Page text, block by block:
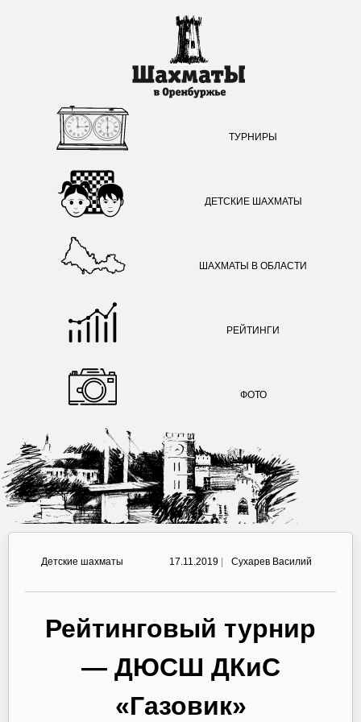
ТУРНИРЫ
ДЕТСКИЕ ШАХМАТЫ
ШАХМАТЫ В ОБЛАСТИ
РЕЙТИНГИ
ФОТО
Детские шахматы 17.11.2019 Сухарев Василий
Рейтинговый турнир
— ДЮСШ ДКиС
«Газовик»